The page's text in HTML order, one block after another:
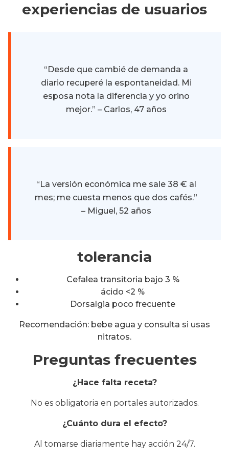
experiencias de usuarios
“Desde que cambié de demanda a
diario recuperé la espontaneidad. Mi
esposa nota la diferencia y yo orino
mejor.” – Carlos, 47 años
“La versión económica me sale 38 € al
mes; me cuesta menos que dos cafés.”
– Miguel, 52 años
tolerancia
Cefalea transitoria bajo 3 %
ácido <2 %
Dorsalgia poco frecuente
Recomendación: bebe agua y consulta si usas
nitratos.
Preguntas frecuentes
¿Hace falta receta?
No es obligatoria en portales autorizados.
¿Cuánto dura el efecto?
Al tomarse diariamente hay acción 24/7.